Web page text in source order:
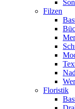
Filzen
Floristik